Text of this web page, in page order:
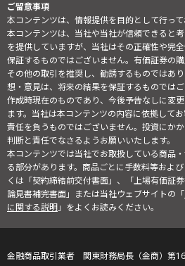
ご留意事項
本コンテンツは、情報提供を目的として行って
本コンテンツは、当社や当社が信頼できると
を提供していますが、当社はその正確性や完
保証するものではございません。有価証券の
その他の取引を推奨し、勧誘するものではあ
想・意見は、将来の結果を保証するものでは
作成時現在のものであり、今後予告なしに変
ます。当社は本コンテンツの内容に依拠して
責任を負うものではございません。投資にか
判断と責任でなさるようお願いいたします。
本コンテンツでは当社でお取扱している商品
る部分があります。商品ごとに手数料等およ
くは「契約締結前交付書面」、「上場有価証
論見書補完書面」または当社ウェブサイトの「
に関する説明」をよくお読みください。
金融商品取引業者 関東財務局長（金商）第